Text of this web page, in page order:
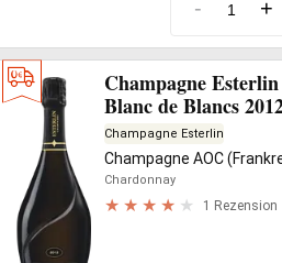
- +
Champagne
Blanc de Blancs
Champagne Esterlin
Champagne AOC
Chardonnay
1 Rezension